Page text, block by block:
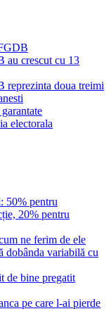
au crescut cu 13
reprezinta doua treimi
electorala
50% pentru
20% pentru
ne ferim de ele
dobânda variabilă cu
de bine pregatit
pe care l-ai pierde